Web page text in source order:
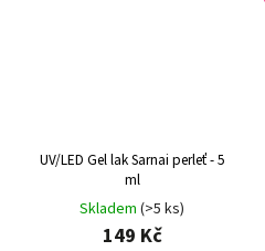
UV/LED Gel lak Sarnai perleť - 5
ml
Skladem (>5 ks)
149 Kč